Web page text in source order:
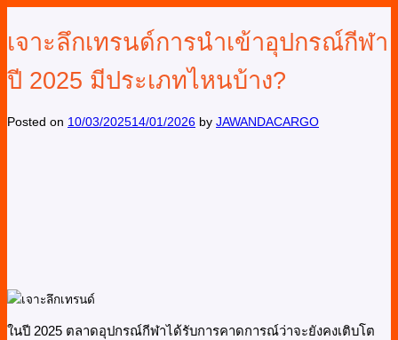
เจาะลึกเทรนด์การนำเข้าอุปกรณ์กีฬา
ปี 2025 มีประเภทไหนบ้าง?
Posted on 10/03/202514/01/2026 by JAWANDACARGO
ในปี 2025 ตลาดอุปกรณ์กีฬาได้รับการคาดการณ์ว่าจะยังคงเติบโต